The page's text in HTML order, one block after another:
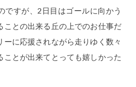
ですが、2日目はゴールに向かう
ことの出来る丘の上でのお仕事だ
ーに応援されながら走りゆく数々
ことが出来てとっても嬉しかった